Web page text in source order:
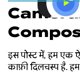
Compose
इफ़ेक्ट बनाना
इस पोस्ट में, हम एक
काफ़ी दिलचस्प है.